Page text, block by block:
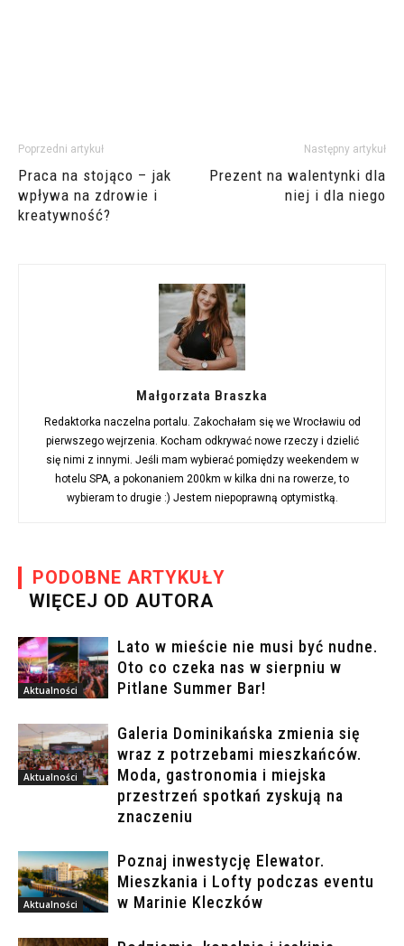
Poprzedni artykuł
Praca na stojąco – jak
wpływa na zdrowie i
kreatywność?
Następny artykuł
Prezent na walentynki dla
niej i dla niego
Małgorzata Braszka
Redaktorka naczelna portalu. Zakochałam się we Wrocławiu od
pierwszego wejrzenia. Kocham odkrywać nowe rzeczy i dzielić
się nimi z innymi. Jeśli mam wybierać pomiędzy weekendem w
hotelu SPA, a pokonaniem 200km w kilka dni na rowerze, to
wybieram to drugie :) Jestem niepoprawną optymistką.
PODOBNE ARTYKUŁY
WIĘCEJ OD AUTORA
Aktualności
Lato w mieście nie musi być nudne.
Oto co czeka nas w sierpniu w
Pitlane Summer Bar!
Aktualności
Galeria Dominikańska zmienia się
wraz z potrzebami mieszkańców.
Moda, gastronomia i miejska
przestrzeń spotkań zyskują na
znaczeniu
Aktualności
Poznaj inwestycję Elewator.
Mieszkania i Lofty podczas eventu
w Marinie Kleczków